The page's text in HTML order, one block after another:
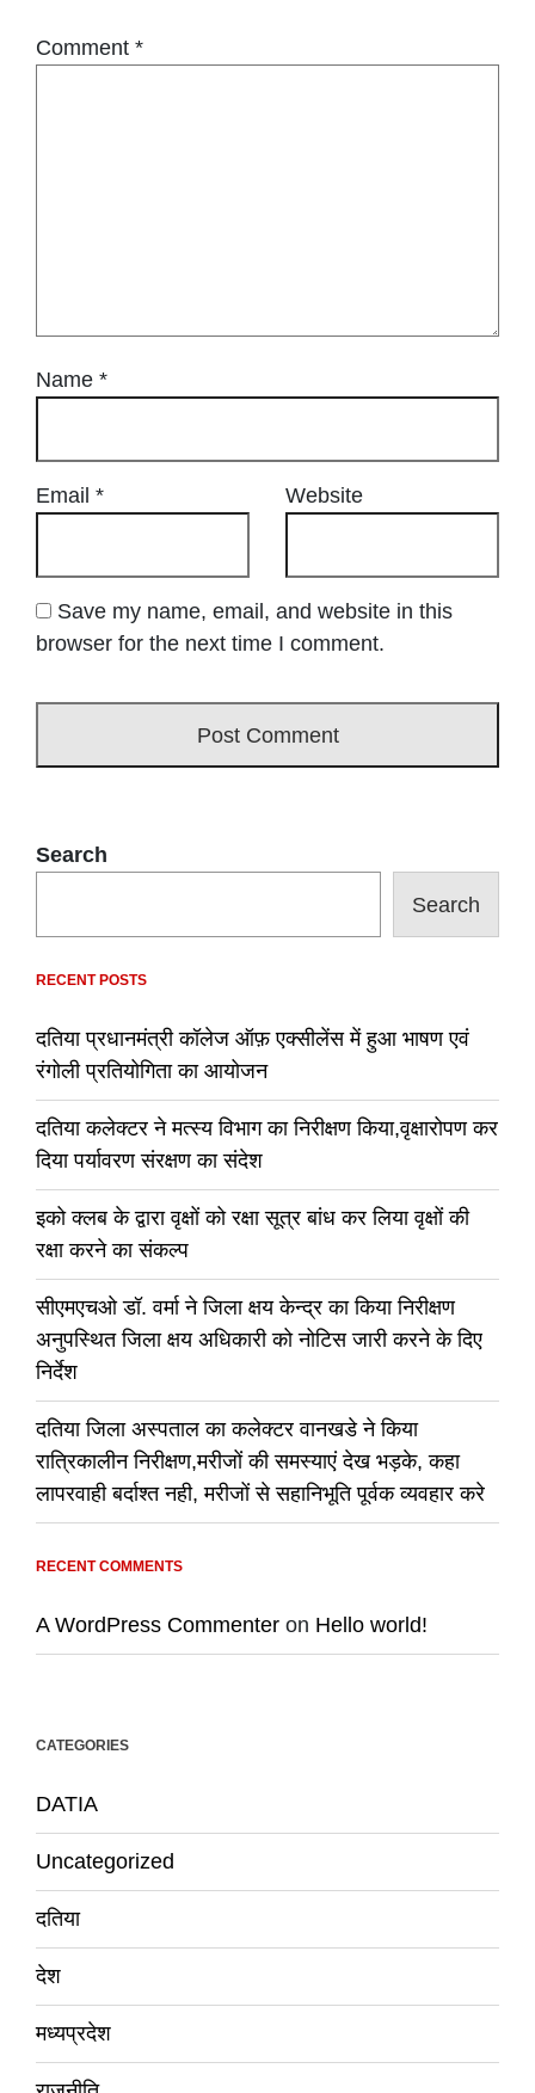
Comment *
Name *
Email * Website
Save my name, email, and website in this
browser for the next time I comment.
Search
Search
RECENT POSTS
दतिया प्रधानमंत्री कॉलेज ऑफ़ एक्सीलेंस में हुआ भाषण एवं
रंगोली प्रतियोगिता का आयोजन
दतिया कलेक्टर ने मत्स्य विभाग का निरीक्षण किया,वृक्षारोपण कर
दिया पर्यावरण संरक्षण का संदेश
इको क्लब के द्वारा वृक्षों को रक्षा सूत्र बांध कर लिया वृक्षों की
रक्षा करने का संकल्प
सीएमएचओ डॉ. वर्मा ने जिला क्षय केन्द्र का किया निरीक्षण
अनुपस्थित जिला क्षय अधिकारी को नोटिस जारी करने के दिए
निर्देश
दतिया जिला अस्पताल का कलेक्टर वानखडे ने किया
रात्रिकालीन निरीक्षण,मरीजों की समस्याएं देख भड़के, कहा
लापरवाही बर्दाश्त नही, मरीजों से सहानिभूति पूर्वक व्यवहार करे
RECENT COMMENTS
A WordPress Commenter on Hello world!
CATEGORIES
DATIA
Uncategorized
दतिया
देश
मध्यप्रदेश